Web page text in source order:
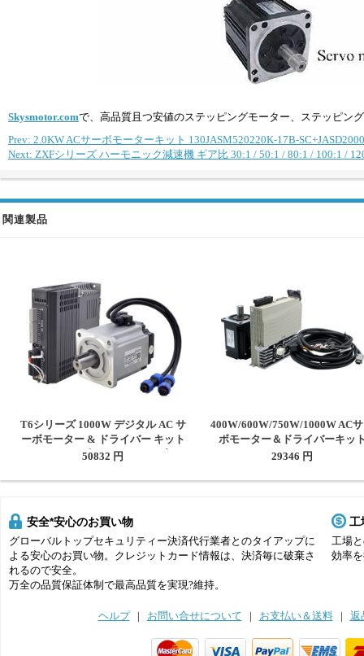
Skysmotor.comで、高品質且つ安値のステッピングモーター、ステッピン
Prev: 2.0KW ACサーボモーターキット 130JASM520220K-17B-
Next: ZXFシリーズ ハーモニック減速機 ギア比 30:1 / 50:1 / 80:1 / 100:1 /
関連製品
T6シリーズ 1000W デジタル AC サ
ーボモーター & ドライバー キット
3.19Nm 17 ビット エンコーダー
50832 円
400W/600W/750W/1000W AC
ボモーター＆ドライバーキッ
110V / 220V 1.27Nm-3.8Nm
29346 円
安全*安心のお買い物
グローバルトップセキュリティー決済代行業者とのタイアップに
よる安心のお買い物。クレジットカード情報は、決済毎に破棄さ
れるので安全。
万全の品質保証体制で最高品質を実現?維持。
工
工場
効率
ヘルプ | お問い合せについて | お支払い＆送料 | 返